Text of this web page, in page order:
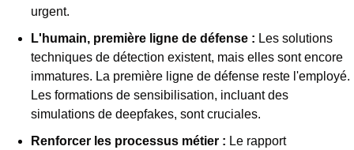
urgent.
L'humain, première ligne de défense : Les solutions
techniques de détection existent, mais elles sont encore
immatures. La première ligne de défense reste l'employé.
Les formations de sensibilisation, incluant des
simulations de deepfakes, sont cruciales.
Renforcer les processus métier : Le rapport